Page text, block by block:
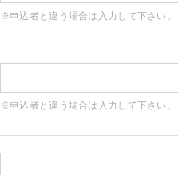
※申込者と違う場合は入力して下さい。
※申込者と違う場合は入力して下さい。